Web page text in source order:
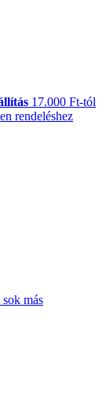
17.000 Ft-tól
rendeléshez
más